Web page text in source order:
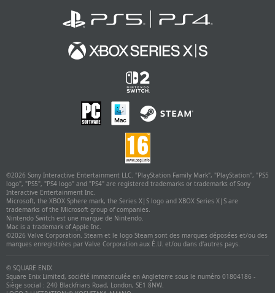
©2026 Sony Interactive Entertainment LLC. "PlayStation Family Mark", "PlayStation", "PS5
logo", "PS5", "PS4 logo" and "PS4" are registered trademarks or trademarks of Sony
Interactive Entertainment Inc.
Microsoft, the XBOX Sphere mark, the Series X|S logo and XBOX Series X|S are
trademarks of the Microsoft group of companies.
Nintendo Switch est une marque de Nintendo.
Mac is a trademark of Apple Inc.
©2026 Valve Corporation. Steam et le logo Steam sont des marques déposées et/ou des
marques enregistrées par Valve Corporation aux É.U. et/ou dans d'autres pays.
© SQUARE ENIX
Square Enix Limited, société immatriculée en Angleterre sous le numéro 01804186 -
Siège social : 240 Blackfriars Road, London, SE1 8NW.